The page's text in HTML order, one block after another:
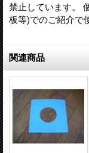
禁止しています。
板等)でのご紹介で
関連商品